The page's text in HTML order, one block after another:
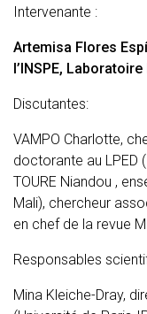
Intervenante :
Artemisa Flores
l’INSPE,
Discutantes:
VAMPO Charlotte,
doctorante au LPED
TOURE Niandou ,
Mali), chercheur
en chef de la revue
Responsables
Mina Kleiche-Dray,